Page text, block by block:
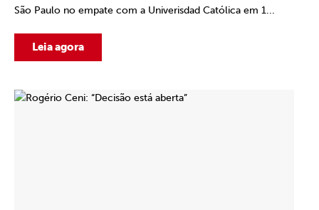
São Paulo no empate com a Univerisdad Católica em 1...
Leia agora